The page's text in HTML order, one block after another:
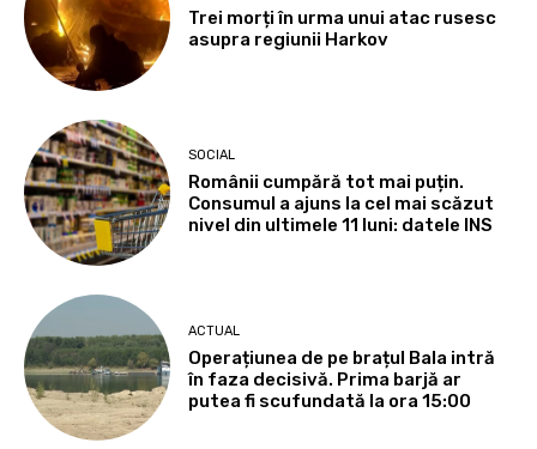
Trei morți în urma unui atac rusesc
asupra regiunii Harkov
SOCIAL
Românii cumpără tot mai puțin.
Consumul a ajuns la cel mai scăzut
nivel din ultimele 11 luni: datele INS
ACTUAL
Operațiunea de pe brațul Bala intră
în faza decisivă. Prima barjă ar
putea fi scufundată la ora 15:00